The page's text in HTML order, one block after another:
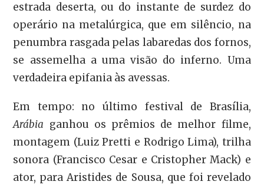
estrada deserta, ou do instante de surdez do
operário na metalúrgica, que em silêncio, na
penumbra rasgada pelas labaredas dos fornos,
se assemelha a uma visão do inferno. Uma
verdadeira epifania às avessas.
Em tempo: no último festival de Brasília,
Arábia ganhou os prêmios de melhor filme,
montagem (Luiz Pretti e Rodrigo Lima), trilha
sonora (Francisco Cesar e Cristopher Mack) e
ator, para Aristides de Sousa, que foi revelado